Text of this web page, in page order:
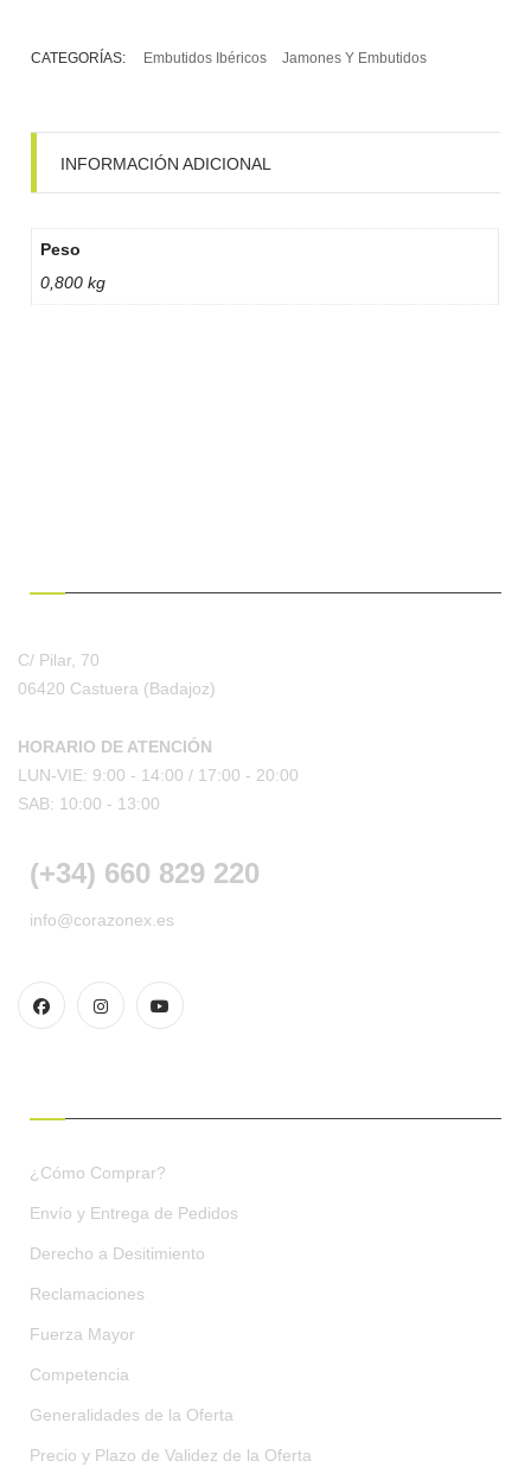
CATEGORÍAS: Embutidos Ibéricos Jamones Y Embutidos
INFORMACIÓN ADICIONAL
Peso
0,800 kg
C/ Pilar, 70
06420 Castuera (Badajoz)
HORARIO DE ATENCIÓN
LUN-VIE: 9:00 - 14:00 / 17:00 - 20:00
SAB: 10:00 - 13:00
(+34) 660 829 220
info@corazonex.es
¿Cómo Comprar?
Envío y Entrega de Pedidos
Derecho a Desitimiento
Reclamaciones
Fuerza Mayor
Competencia
Generalidades de la Oferta
Precio y Plazo de Validez de la Oferta